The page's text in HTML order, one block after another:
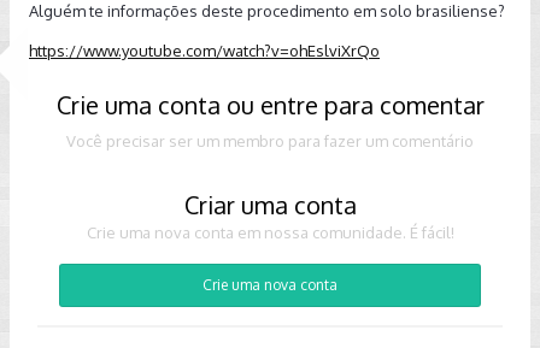
Alguém te informações deste procedimento em solo brasiliense?
https://www.youtube.com/watch?v=ohEslviXrQo
Crie uma conta ou entre para comentar
Você precisar ser um membro para fazer um comentário
Criar uma conta
Crie uma nova conta em nossa comunidade. É fácil!
Crie uma nova conta